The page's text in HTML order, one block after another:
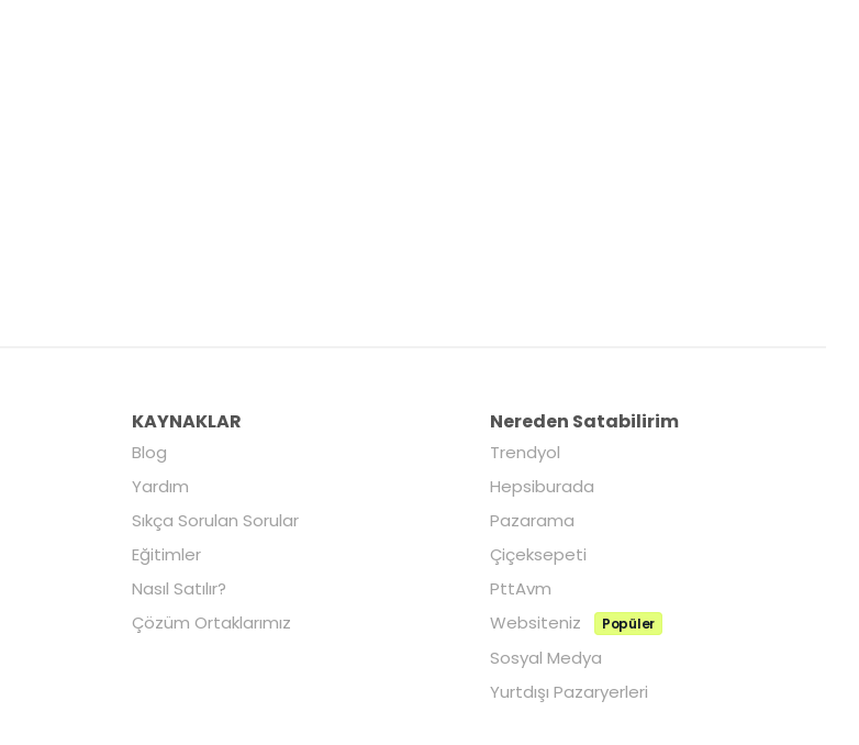
KAYNAKLAR
Blog
Yardım
Sıkça Sorulan Sorular
Eğitimler
Nasıl Satılır?
Çözüm Ortaklarımız
Nereden Satabilirim
Trendyol
Hepsiburada
Pazarama
Çiçeksepeti
PttAvm
Websiteniz
Popüler
Sosyal Medya
Yurtdışı Pazaryerleri